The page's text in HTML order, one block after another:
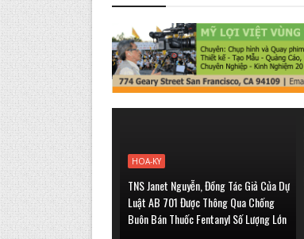
HOA-KY
TNS Janet Nguyễn, Đồng Tác Giả Của Dự
Luật AB 701 Được Thông Qua Chống
Buôn Bán Thuốc Fentanyl Số Lượng Lớn